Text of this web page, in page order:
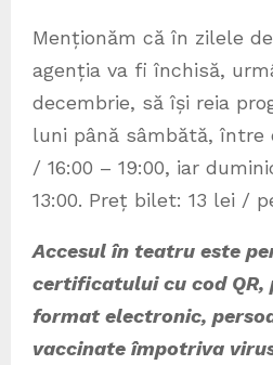
Menționăm că în zilele
agenția va fi închisă,
decembrie, să își reia
luni până sâmbătă, între
/ 16:00 – 19:00, iar
13:00. Preț bilet: 13 lei /
Accesul în teatru este
certificatului cu cod QR,
format electronic,
vaccinate împotriva